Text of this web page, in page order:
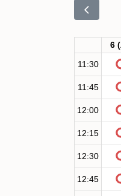
6
11:30
11:45
12:00
12:15
12:30
12:45